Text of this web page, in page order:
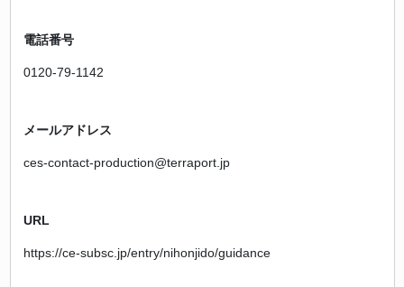
電話番号
0120-79-1142
メールアドレス
ces-contact-production@terraport.jp
URL
https://ce-subsc.jp/entry/nihonjido/guidance